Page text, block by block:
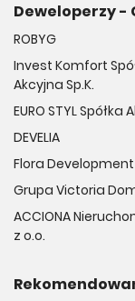
Deweloperzy -
ROBYG
Invest Komfort
Akcyjna Sp.K.
EURO STYL Spółka
DEVELIA
Flora Development
Grupa Victoria
ACCIONA
z o.o.